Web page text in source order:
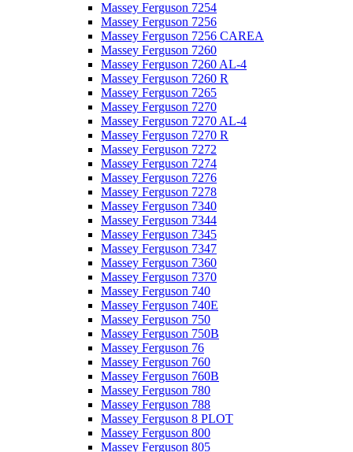
Massey Ferguson 7254
Massey Ferguson 7256
Massey Ferguson 7256 CAREA
Massey Ferguson 7260
Massey Ferguson 7260 AL-4
Massey Ferguson 7260 R
Massey Ferguson 7265
Massey Ferguson 7270
Massey Ferguson 7270 AL-4
Massey Ferguson 7270 R
Massey Ferguson 7272
Massey Ferguson 7274
Massey Ferguson 7276
Massey Ferguson 7278
Massey Ferguson 7340
Massey Ferguson 7344
Massey Ferguson 7345
Massey Ferguson 7347
Massey Ferguson 7360
Massey Ferguson 7370
Massey Ferguson 740
Massey Ferguson 740E
Massey Ferguson 750
Massey Ferguson 750B
Massey Ferguson 76
Massey Ferguson 760
Massey Ferguson 760B
Massey Ferguson 780
Massey Ferguson 788
Massey Ferguson 8 PLOT
Massey Ferguson 800
Massey Ferguson 805